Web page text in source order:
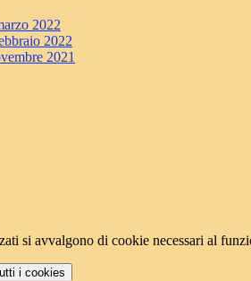
2022
2022
2021
si avvalgono di cookie necessari al
i cookies